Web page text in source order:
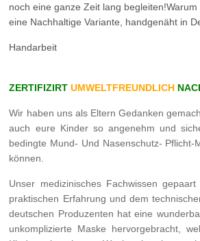
noch eine ganze Zeit lang
eine Nachhaltige Variante, handgenäht in
Handarbeit
ZERTIFIZIRT UMWELTFREUNDLICH
Wir haben uns als Eltern Gedanken
auch eure Kinder so angenehm und
bedingte Mund- Und Nasenschutz- Pflicht-
können.
Unser medizinisches Fachwissen
praktischen Erfahrung und dem
deutschen Produzenten hat eine
unkomplizierte Maske hervorgebracht,